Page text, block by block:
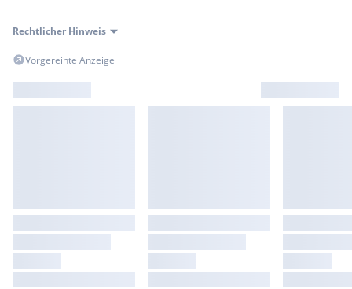
Rechtlicher Hinweis
Vorgereihte Anzeige